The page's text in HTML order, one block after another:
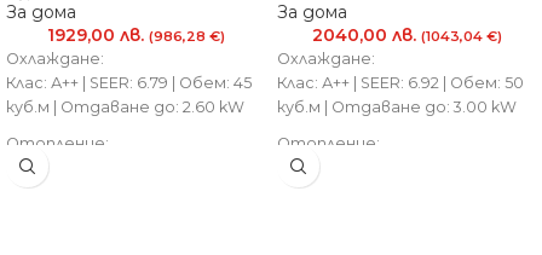
За дома
1929,00 лв. (986,28 €)
Охлаждане:
Клас: А++ | SEER: 6.79 | Обем: 45
куб.м | Отдаване до: 2.60 kW
Отопление:
Клас: А++ | SCOP: 4.65 | Обем: 40
куб.м | Отдаване до: 3.50 kW
За дома
2040,00 лв. (1043,04 €)
Охлаждане:
Клас: А++ | SEER: 6.92 | Обем: 50
куб.м | Отдаване до: 3.00 kW
Отопление:
Клас: А++ | SCOP: 4.61 | Обем: 45
куб.м | Отдаване до: 4.00 kW